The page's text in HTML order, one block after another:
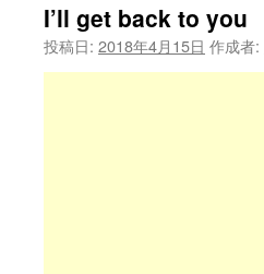
I’ll get back to you
投稿日: 2018年4月15日 作成者: